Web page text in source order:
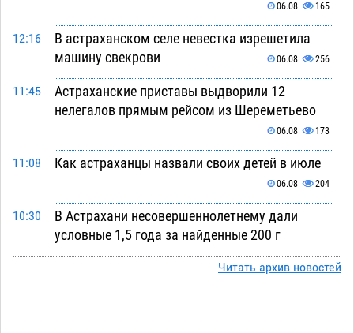
06.08 165
12:16
В астраханском селе невестка изрешетила
машину свекрови
06.08 256
11:45
Астраханские приставы выдворили 12
нелегалов прямым рейсом из Шереметьево
06.08 173
11:08 Как астраханцы назвали своих детей в июле
06.08 204
10:30
В Астрахани несовершеннолетнему дали
условные 1,5 года за найденные 200 г
растения с наркотой
06.08 206
Читать архив новостей